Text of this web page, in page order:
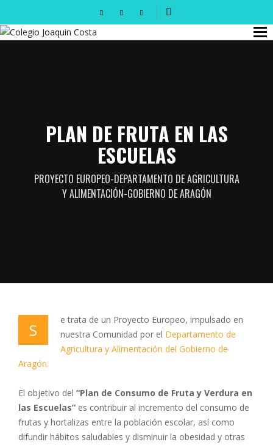
PLAN DE FRUTA EN LAS
ESCUELAS
PROYECTO EUROPEO-DEPARTAMENTO DE AGRICULTURA
Y ALIMENTACIÓN-GOBIERNO DE ARAGÓN
S
e trata de un Proyecto Europeo, impulsado en
nuestra Comunidad por el Departamento de
Agricultura y Alimentación del Gobierno de
Aragón.
El objetivo del “Plan de Consumo de Fruta y Verdura en
las Escuelas” es contribuir al incremento del consumo de
frutas y hortalizas entre la población escolar, así como
difundir hábitos saludables y disminuir la obesidad y otras